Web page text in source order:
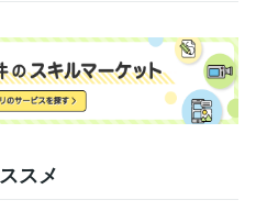
経験年数 : 8年
経験年数 : 18年
ンストラクター 経験年数 : 4年
ラー・コーチ 経験年数 : 1年
ク達成☆
スメ